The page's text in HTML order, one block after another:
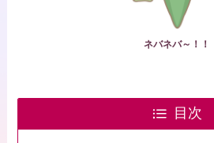
ネバネバ～！！
目次